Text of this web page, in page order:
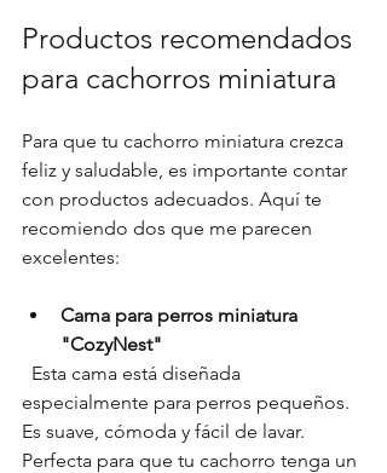
Productos recomendados
para cachorros miniatura
Para que tu cachorro miniatura crezca
feliz y saludable, es importante contar
con productos adecuados. Aquí te
recomiendo dos que me parecen
excelentes:
Cama para perros miniatura
"CozyNest"
especialmente para perros pequeños.
Es suave, cómoda y fácil de lavar.
Perfecta para que tu cachorro tenga un